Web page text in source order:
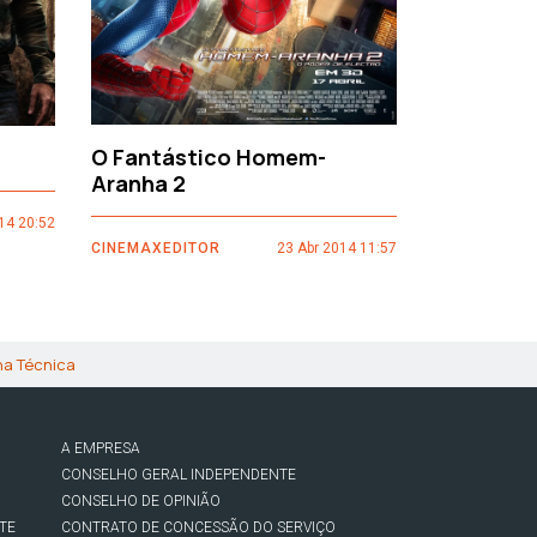
20:52
O Fantástico Homem-
Aranha 2
CINEMAXEDITOR 23 Abr 2014 11:57
Técnica
A EMPRESA
CONSELHO GERAL INDEPENDENTE
CONSELHO DE OPINIÃO
CONTRATO DE CONCESSÃO DO SERVIÇO